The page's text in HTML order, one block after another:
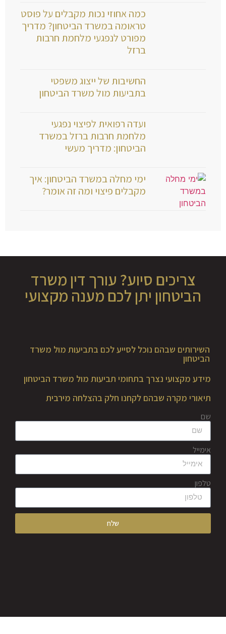
כמה אחוזי נכות מקבלים על פוסט
טראומה במשרד הביטחון? מדריך
מפורט לנפגעי מלחמת חרבות
ברזל
החשיבות של ייצוג משפטי
בתביעות מול משרד הביטחון
ועדה רפואית לפיצוי נפגעי
מלחמת חרבות ברזל במשרד
הביטחון: מדריך מעשי
ימי מחלה במשרד הביטחון: איך
מקבלים פיצוי ומה זה אומר?
צריכים סיוע? עורך דין משרד
הביטחון יתן לכם מענה מקצועי
השירותים שבהם נוכל לסייע לכם בתביעות מול משרד
הביטחון
מידע מקצועי נצרך בתחומי תביעות מול משרד הביטחון
תיאורי מקרה שבהם לקחנו חלק בהצלחה מירבית
שם
אימייל
טלפון
שלח